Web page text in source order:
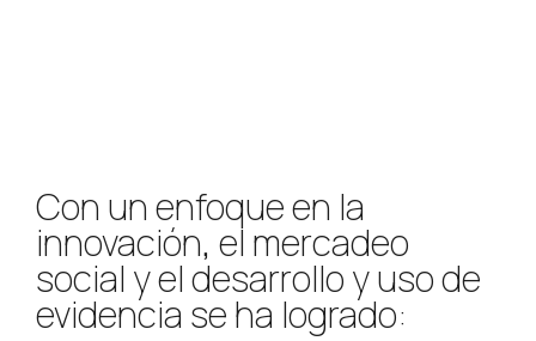
Con un enfoque en la
innovación, el mercadeo
social y el desarrollo y uso de
evidencia se ha logrado: